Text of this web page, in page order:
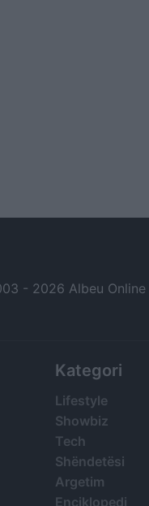
- 2026 Albeu
Kategori
Lifestyle
Showbiz
Tech
Shëndetësi
Argetim
Enciklopedi